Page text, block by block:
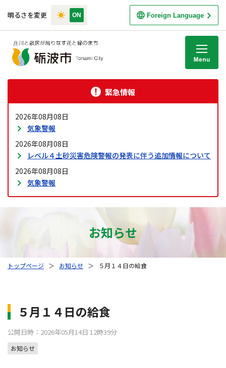
明るさを変更 Foreign Language
緊急情報
2026年08月08日
気象警報
2026年08月08日
レベル４土砂災害危険警報の発表に伴う追加情報について
2026年08月08日
気象警報
お知らせ
トップページ ＞ お知らせ ＞ ５月１４日の給食
５月１４日の給食
公開日時：2026年05月14日 12時39分
お知らせ